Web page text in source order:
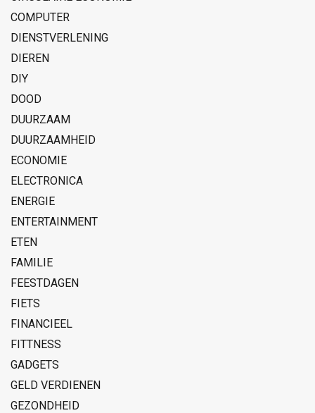
COMPUTER
DIENSTVERLENING
DIEREN
DIY
DOOD
DUURZAAM
DUURZAAMHEID
ECONOMIE
ELECTRONICA
ENERGIE
ENTERTAINMENT
ETEN
FAMILIE
FEESTDAGEN
FIETS
FINANCIEEL
FITTNESS
GADGETS
GELD VERDIENEN
GEZONDHEID